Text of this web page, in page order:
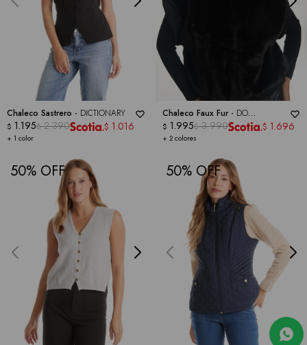
Chaleco Sastrero - DICTIONARY
+ 1 color
$ 1.195$ 2.390 $ 1.016
Chaleco Faux Fur - DO
EVERYTHING IN LOVE
+ 2 colores
$ 1.995$ 3.990 $ 1.696
50 50